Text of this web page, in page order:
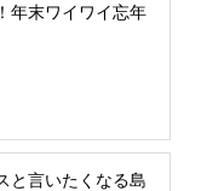
年末ワイワイ忘年
と言いたくなる島